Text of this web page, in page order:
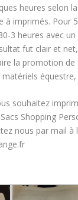
heures selon
à imprimés. Pour
3 heures avec
fut clair et
la promotion de
équestre,
souhaitez
Shopping
nous par mail à